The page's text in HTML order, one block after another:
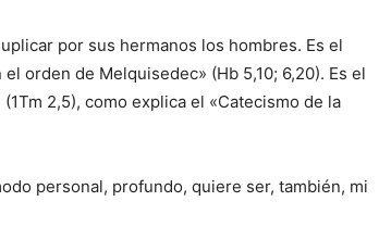
por sus hermanos los hombres. Es el
orden de Melquisedec» (Hb 5,10; 6,20). Es el
2,5), como explica el «Catecismo de la
personal, profundo, quiere ser, también, mi